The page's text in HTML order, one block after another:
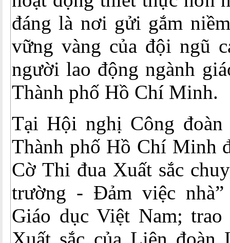
đáng là nơi gửi gắm
vững vàng của đội ngũ
người lao động ngành
Thành phố Hồ Chí Minh.
Tại Hội nghị Công đoàn
Thành phố Hồ Chí Minh
Cờ Thi đua Xuất sắc
trường - Đảm việc nhà”
Giáo dục Việt Nam;